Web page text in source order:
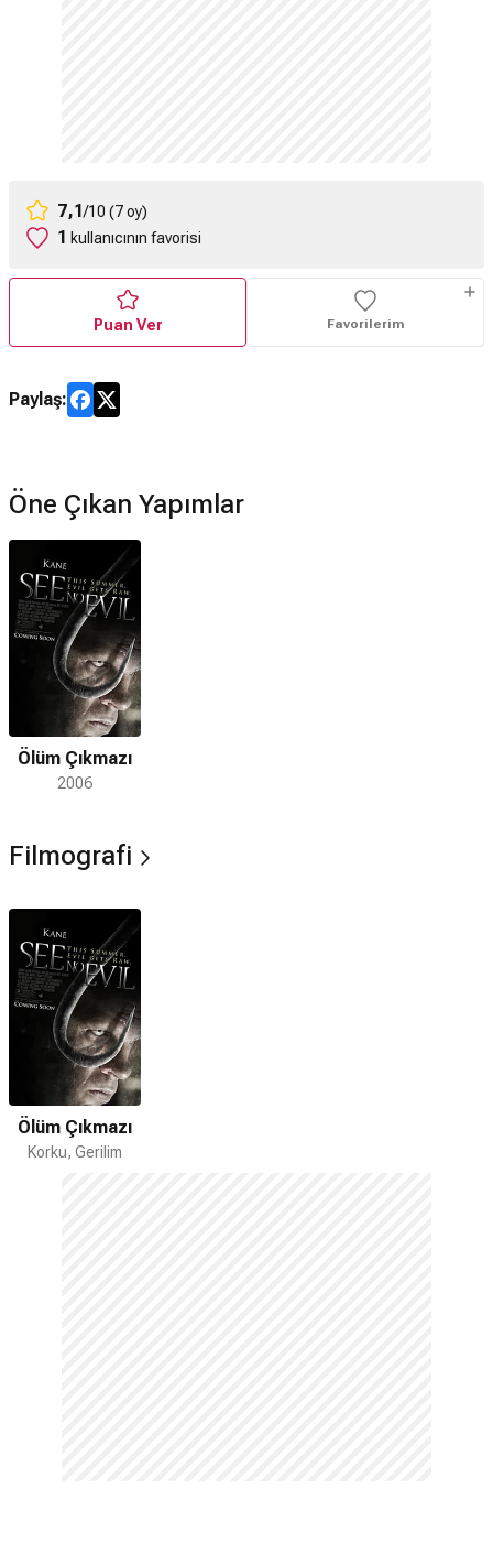
7,1/10 (7 oy)
1 kullanıcının favorisi
Puan Ver Favorilerim
Paylaş:
Öne Çıkan Yapımlar
Ölüm Çıkmazı
2006
Filmografi
Ölüm Çıkmazı
Korku, Gerilim